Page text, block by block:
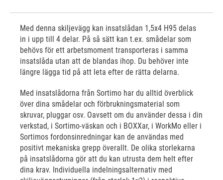
Med denna skiljevägg kan insatslådan 1,5x4 H95 delas
in i upp till 4 delar. På så sätt kan t.ex. smådelar som
behövs för ett arbetsmoment transporteras i samma
insatslåda utan att de blandas ihop. Du behöver inte
längre lägga tid på att leta efter de rätta delarna.
Med insatslådorna från Sortimo har du alltid överblick
över dina smådelar och förbrukningsmaterial som
skruvar, pluggar osv. Oavsett om du använder dessa i din
verkstad, i Sortimo-väskan och i BOXXar, i WorkMo eller i
Sortimos fordonsinredningar kan de användas med
positivt mekaniska grepp överallt. De olika storlekarna
på insatslådorna gör att du kan utrusta dem helt efter
dina krav. Individuella indelningsalternativ med